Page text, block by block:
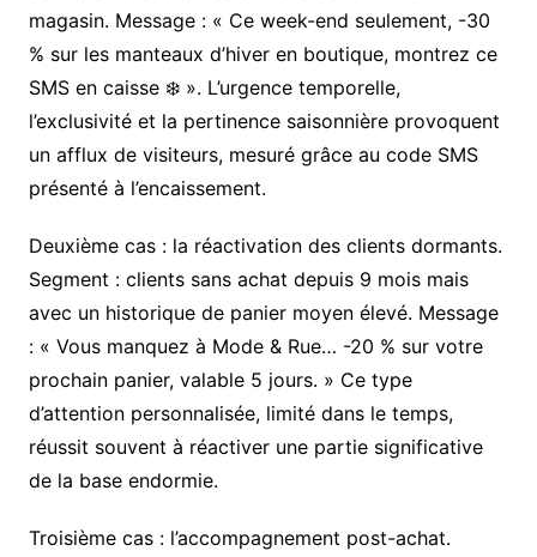
magasin. Message : « Ce week-end seulement, -30
% sur les manteaux d’hiver en boutique, montrez ce
SMS en caisse ❄️ ». L’urgence temporelle,
l’exclusivité et la pertinence saisonnière provoquent
un afflux de visiteurs, mesuré grâce au code SMS
présenté à l’encaissement.
Deuxième cas : la réactivation des clients dormants.
Segment : clients sans achat depuis 9 mois mais
avec un historique de panier moyen élevé. Message
: « Vous manquez à Mode & Rue… -20 % sur votre
prochain panier, valable 5 jours. » Ce type
d’attention personnalisée, limité dans le temps,
réussit souvent à réactiver une partie significative
de la base endormie.
Troisième cas : l’accompagnement post-achat.